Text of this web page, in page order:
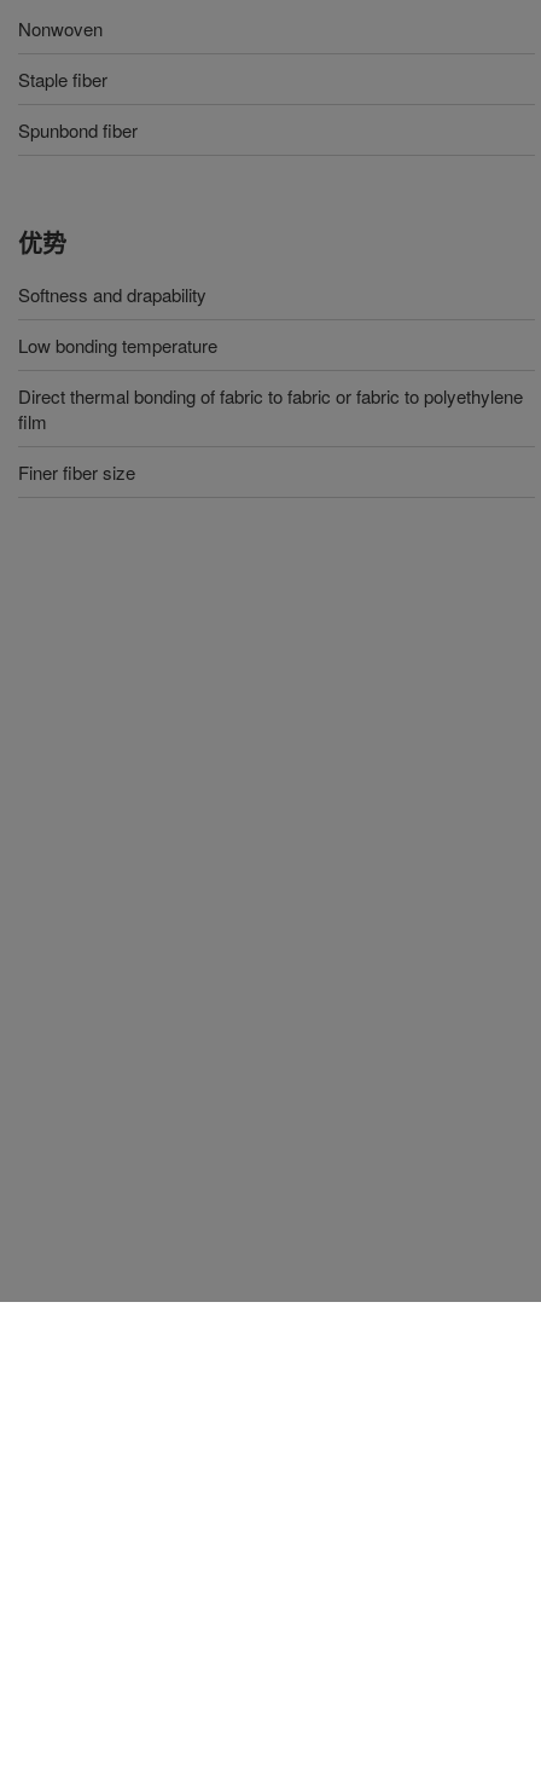
Nonwoven
Staple fiber
Spunbond fiber
优势
Softness and drapability
Low bonding temperature
Direct thermal bonding of fabric to fabric or fabric to polyethylene
film
Finer fiber size